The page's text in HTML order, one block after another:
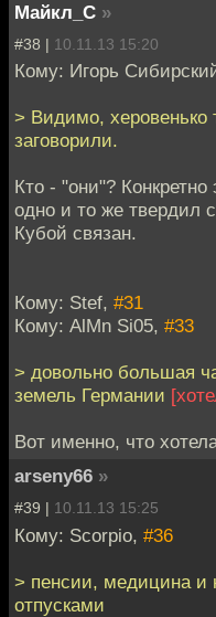
Майкл_С »
#38 | 10.11.13 15:20
Кому: Игорь
> Видимо, херовенько
заговорили.
Кто - "они"? Конкретно
одно и то же твердил
Кубой связан.
Кому: Stef, #31
Кому: AlMn Si05, #33
> довольно большая
земель Германии
Вот именно, что
arseny66 »
#39 | 10.11.13 15:25
Кому: Scorpio, #36
> пенсии, медицина и
отпусками